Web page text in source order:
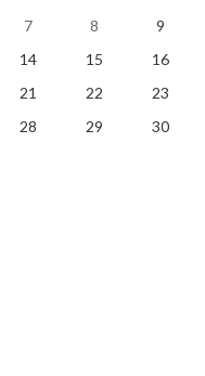
7 8
9
14 15
16
21 22
23
28 29
30